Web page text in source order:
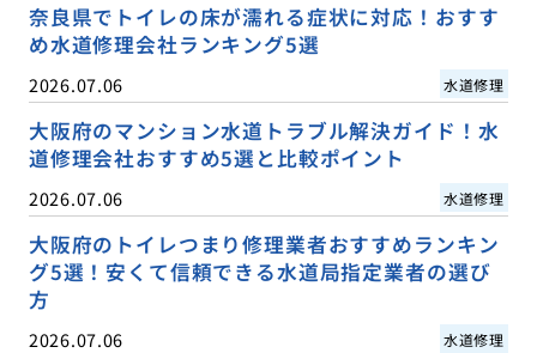
奈良県でトイレの床が濡れる症状に対応！おすす
め水道修理会社ランキング5選
2026.07.06 水道修理
大阪府のマンション水道トラブル解決ガイド！水
道修理会社おすすめ5選と比較ポイント
2026.07.06 水道修理
大阪府のトイレつまり修理業者おすすめランキン
グ5選！安くて信頼できる水道局指定業者の選び
方
2026.07.06 水道修理